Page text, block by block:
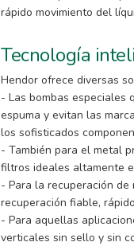
rápido movimiento del
Tecnología
Hendor ofrece diversas
- Las bombas especiales
espuma y evitan las
los sofisticados
- También para el metal
filtros ideales altamente
- Para la recuperación
recuperación fiable,
- Para aquellas
verticales sin sello y sin